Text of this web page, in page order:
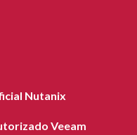
Nutanix
Veeam